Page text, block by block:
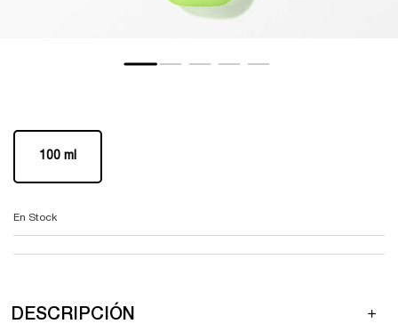
Selected
100 ml
, 1 of 1
En Stock
pdp-section-product-description-fragrance-LAYOUT
PDP Section Accordion on Mobile
DESCRIPCIÓN